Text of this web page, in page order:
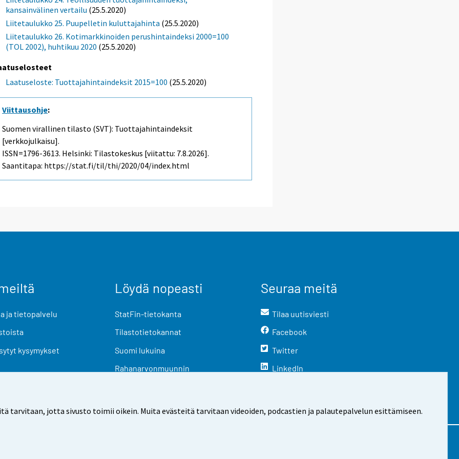
tarvitaan, jotta sivusto toimii oikein. Muita evästeitä tarvitaan videoiden, podcastien ja palautepalvelun esittämiseen.
kansainvälinen vertailu (25.5.2020)
Liitetaulukko 25. Puupelletin kuluttajahinta (25.5.2020)
Liitetaulukko 26. Kotimarkkinoiden perushintaindeksi 2000=100
(TOL 2002), huhtikuu 2020 (25.5.2020)
Laatuseloste: Tuottajahintaindeksit 2015=100 (25.5.2020)
Viittausohje:
Suomen virallinen tilasto (SVT): Tuottajahintaindeksit
[verkkojulkaisu].
ISSN=1796-3613. Helsinki: Tilastokeskus [viitattu: 7.8.2026].
Saantitapa: https://stat.fi/til/thi/2020/04/index.html
ja tietopalvelu
kysymykset
Löydä nopeasti
StatFin-tietokanta
Tilastotietokannat
Suomi lukuina
Rahanarvonmuunnin
Seuraa meitä
Tilaa uutisviesti
Facebook
Twitter
LinkedIn